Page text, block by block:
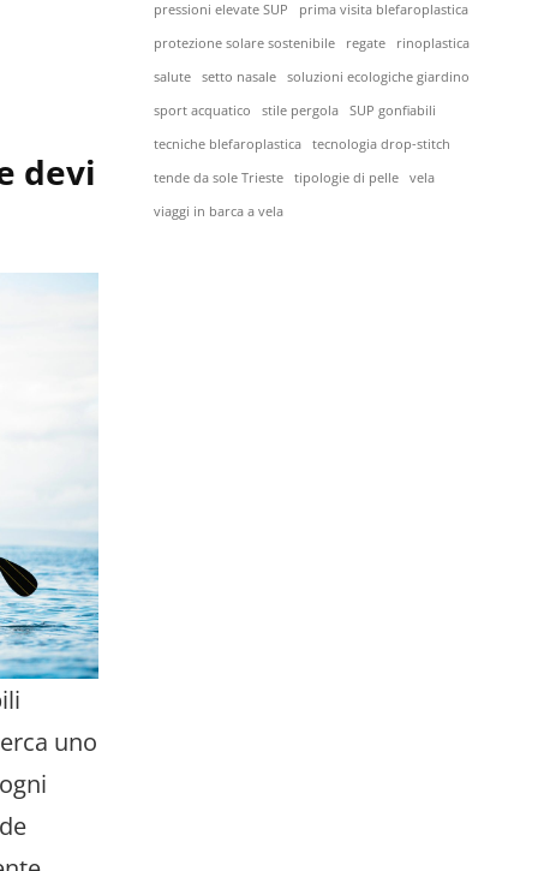
devi
uno
pressioni elevate SUP
prima visita blefaroplastica
protezione solare sostenibile
regate
rinoplastica
salute
setto nasale
soluzioni ecologiche giardino
sport acquatico
stile pergola
SUP gonfiabili
tecniche blefaroplastica
tecnologia drop-stitch
tende da sole Trieste
tipologie di pelle
vela
viaggi in barca a vela